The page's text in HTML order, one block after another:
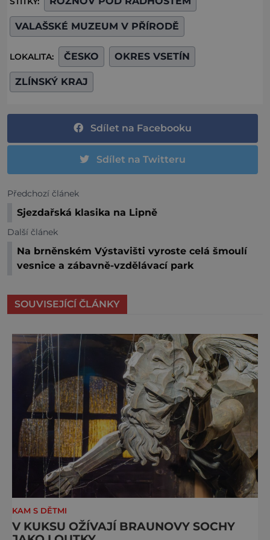
VALAŠSKÉ MUZEUM V PŘÍRODĚ
LOKALITA: ČESKO OKRES VSETÍN
ZLÍNSKÝ KRAJ
Sdílet na Facebooku
Sdílet na Twitteru
Předchozí článek
Sjezdařská klasika na Lipně
Další článek
Na brněnském Výstavišti vyroste celá šmoulí
vesnice a zábavně-vzdělávací park
SOUVISEJÍCÍ ČLÁNKY
KAM S DĚTMI
V KUKSU OŽÍVAJÍ BRAUNOVY SOCHY